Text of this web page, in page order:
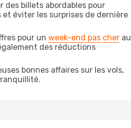
billets abordables pour
et éviter les surprises de dernière
pour un week-end pas cher au
des réductions
bonnes affaires sur les vols,